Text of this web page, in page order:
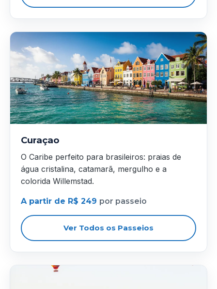
Curaçao
O Caribe perfeito para brasileiros: praias de
água cristalina, catamarã, mergulho e a
colorida Willemstad.
A partir de R$ 249 por passeio
Ver Todos os Passeios